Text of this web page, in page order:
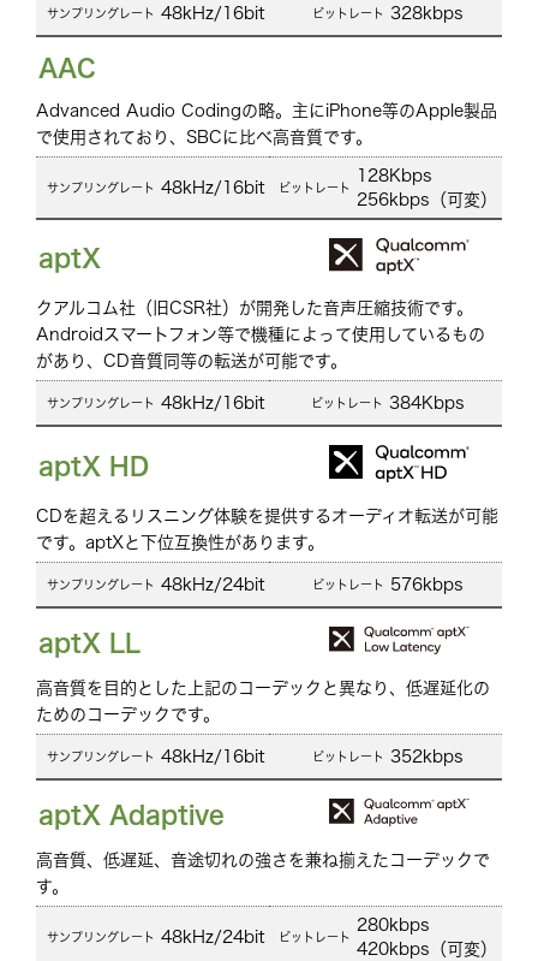
48kHz/16bit 328kbps
AAC
Advanced Audio Codingの略。主にiPhone等のApple製品
で使用されており、SBCに比べ高音質です。
48kHz/16bit
128Kbps
256kbps（可変）
aptX
クアルコム社（旧CSR社）が開発した音声圧縮技術です。
Androidスマートフォン等で機種によって使用しているもの
があり、CD音質同等の転送が可能です。
48kHz/16bit 384Kbps
aptX HD
CDを超えるリスニング体験を提供するオーディオ転送が可能
です。aptXと下位互換性があります。
48kHz/24bit 576kbps
aptX LL
高音質を目的とした上記のコーデックと異なり、低遅延化の
ためのコーデックです。
48kHz/16bit 352kbps
aptX Adaptive
高音質、低遅延、音途切れの強さを兼ね揃えたコーデックで
す。
48kHz/24bit
280kbps
420kbps（可変）